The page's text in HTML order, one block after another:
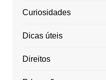
Curiosidades
Dicas úteis
Direitos